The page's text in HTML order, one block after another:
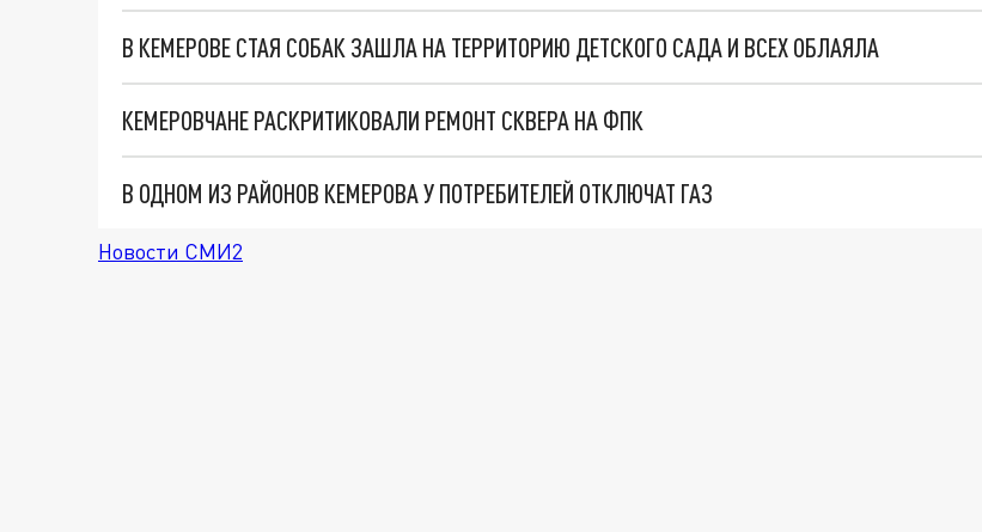
В КЕМЕРОВЕ СТАЯ СОБАК ЗАШЛА НА ТЕРРИТОРИЮ ДЕТСКОГО САДА И ВСЕХ ОБЛАЯЛА
КЕМЕРОВЧАНЕ РАСКРИТИКОВАЛИ РЕМОНТ СКВЕРА НА ФПК
В ОДНОМ ИЗ РАЙОНОВ КЕМЕРОВА У ПОТРЕБИТЕЛЕЙ ОТКЛЮЧАТ ГАЗ
Новости СМИ2